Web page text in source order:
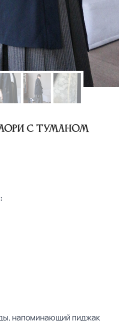
с туманом
напоминающий пиджак